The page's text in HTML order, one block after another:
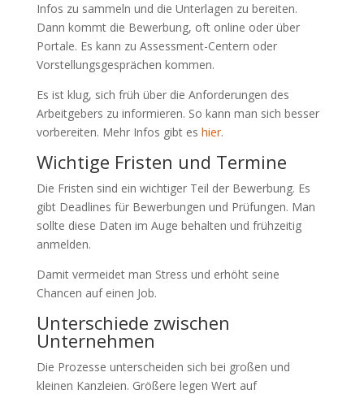
Infos zu sammeln und die Unterlagen zu bereiten.
Dann kommt die Bewerbung, oft online oder über
Portale. Es kann zu Assessment-Centern oder
Vorstellungsgesprächen kommen.
Es ist klug, sich früh über die Anforderungen des
Arbeitgebers zu informieren. So kann man sich besser
vorbereiten. Mehr Infos gibt es hier.
Wichtige Fristen und Termine
Die Fristen sind ein wichtiger Teil der Bewerbung. Es
gibt Deadlines für Bewerbungen und Prüfungen. Man
sollte diese Daten im Auge behalten und frühzeitig
anmelden.
Damit vermeidet man Stress und erhöht seine
Chancen auf einen Job.
Unterschiede zwischen
Unternehmen
Die Prozesse unterscheiden sich bei großen und
kleinen Kanzleien. Größere legen Wert auf